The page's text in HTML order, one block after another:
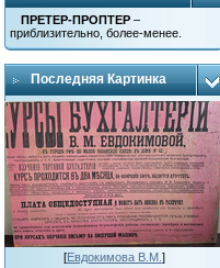
ПРЕТЕР-ПРОПТЕР –
приблизительно, более-менее.
Последняя Картинка
[Евдокимова В.М. ]